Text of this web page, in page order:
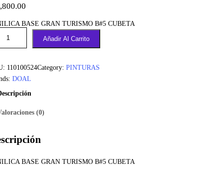
BASE GRAN TURISMO B#5 CUBETA
Añadir Al Carrito
110100524Category: PINTURAS
DOAL
(0)
BASE GRAN TURISMO B#5 CUBETA